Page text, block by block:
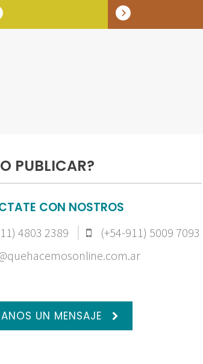
PUBLICAR?
CON NOSTROS
4803 2389
(+54-911) 5009 7093
UN MENSAJE